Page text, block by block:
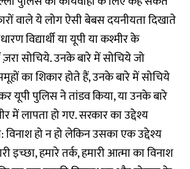
वाले ये लोग ऐसी बेबस दयनीयता दिखाते
विद्यार्थी या यूपी या कश्मीर के
ज़रा सोचिये. उनके बारे में सोचिये जो
का शिकार होते हैं, उनके बारे में सोचिये
यूपी पुलिस ने तांडव किया, या उनके बारे
में लापता हो गए. सरकार का उद्देश्य
विनाश हो न हो लेकिन उसका एक उद्देश्य
इच्छा, हमारे तर्क, हमारी आत्मा का विनाश